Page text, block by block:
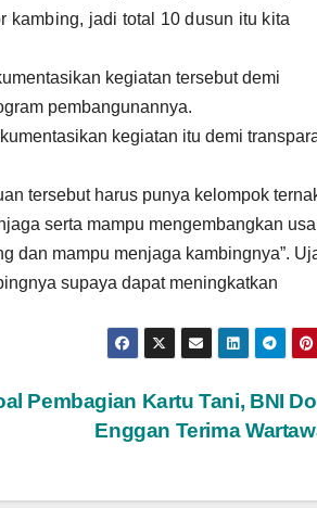
kambing, jadi total 10 dusun itu kita
kegiatan tersebut demi
pembangunannya.
kegiatan itu demi
tersebut harus punya kelompok
serta mampu mengembangkan
dan mampu menjaga kambingnya”.
supaya dapat meningkatkan
Pembagian Kartu Tani, BNI
Enggan Terima